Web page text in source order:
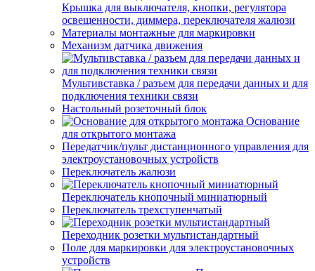
Крышка для выключателя, кнопки, регулятора
освещенности, диммера, переключателя жалюзи
Материалы монтажные для маркировки
Механизм датчика движения
Мультивставка / разъем для передачи данных и для
подключения техники связи
Настольный розеточный блок
Основание
для открытого монтажа
Передатчик/пульт дистанционного управления для
электроустановочных устройств
Переключатель жалюзи
Переключатель кнопочный миниатюрный
Переключатель трехступенчатый
Переходник розетки мультистандартный
Поле для маркировки для электроустановочных
устройств